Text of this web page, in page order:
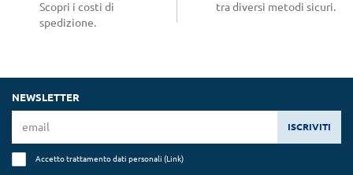
Scopri i costi di
spedizione.
tra diversi metodi sicuri.
NEWSLETTER
ISCRIVITI
Accetto trattamento dati personali (Link)